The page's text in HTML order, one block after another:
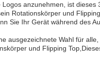
anzunehmen, ist
Rotationskörper und
Sie Ihr Gerät während des
ausgezeichnete Wahl für
und Flipping